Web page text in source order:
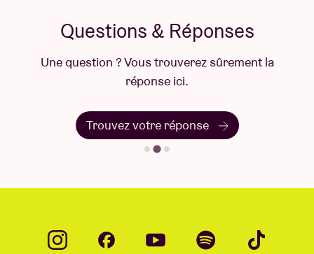
Questions & Réponses
Une question ? Vous trouverez sûrement la
réponse ici.
Trouvez votre réponse